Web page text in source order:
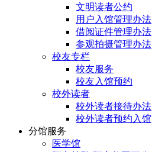
文明读者公约
用户入馆管理办法
借阅证件管理办法
参观拍摄管理办法
校友专栏
校友服务
校友入馆预约
校外读者
校外读者接待办法
校外读者预约入馆
分馆服务
医学馆